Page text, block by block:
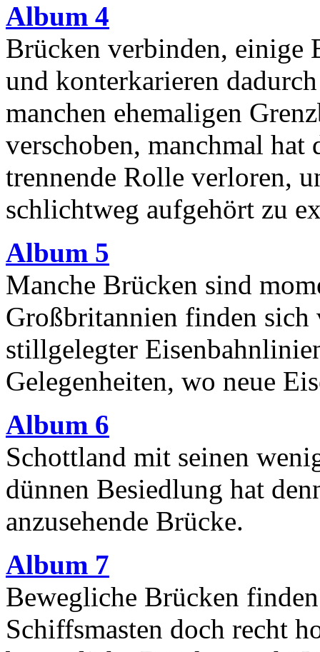
Album 4
Brücken verbinden, einige
und konterkarieren
manchen ehemaligen
verschoben, manchmal hat
trennende Rolle verloren,
schlichtweg aufgehört zu
Album 5
Manche Brücken sind
Großbritannien finden sich
stillgelegter
Gelegenheiten, wo neue
Album 6
Schottland mit seinen
dünnen Besiedlung hat
anzusehende Brücke.
Album 7
Bewegliche Brücken
Schiffsmasten doch recht